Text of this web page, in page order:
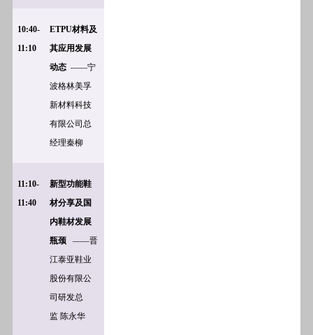
10:40-
11:10
ETPU材料及
其应用发展
动态 ——宁
波格林美孚
新材料科技
有限公司总
经理秦柳
11:10-
11:40
新型功能鞋
材分享及国
内鞋材发展
瓶颈
——晋
江泰亚鞋业
股份有限公
司研发总
监 陈永华